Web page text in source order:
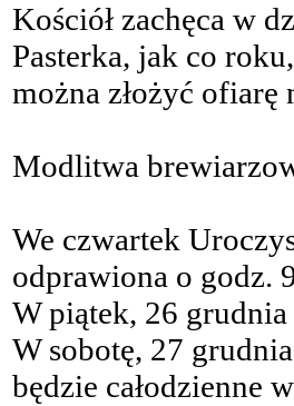
Kościół zachęca w
Pasterka, jak co
można złożyć
Modlitwa
We czwartek
odprawiona o godz.
W piątek, 26
W sobotę, 27
będzie całodzienne